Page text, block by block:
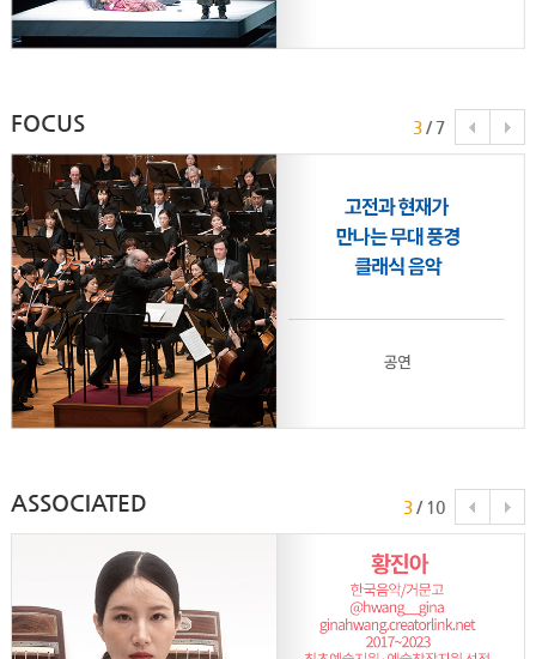
FOCUS 3/ 7
ASSOCIATED 3/ 10